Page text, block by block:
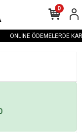
ONLİNE ÖDEMELERDE
0